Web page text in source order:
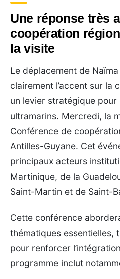
Une réponse très
coopération
la visite
Le déplacement de
clairement l’accent sur la
un levier stratégique
ultramarins. Mercredi, la
Conférence de
Antilles-Guyane. Cet
principaux acteurs
Martinique, de la
Saint-Martin et de Saint-
Cette conférence
thématiques essentielles,
pour renforcer
programme inclut